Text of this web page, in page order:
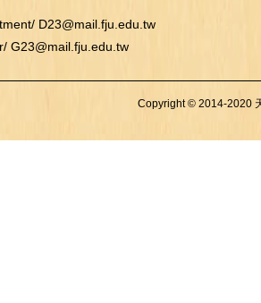
D23@mail.fju.edu.tw
G23@mail.fju.edu.tw
Copyright © 2014-2020